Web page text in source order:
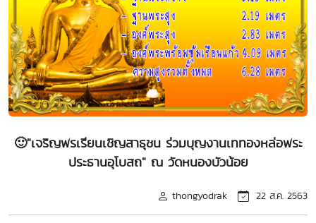
🙂"เจริญพรเรียนเชิญสาธุชน ร่วมบุญงานเททองหล่อพระ
ประธานอุโบสถ" ณ วัดหนองบัวน้อย
thongyodrak 22 ส.ค. 2563